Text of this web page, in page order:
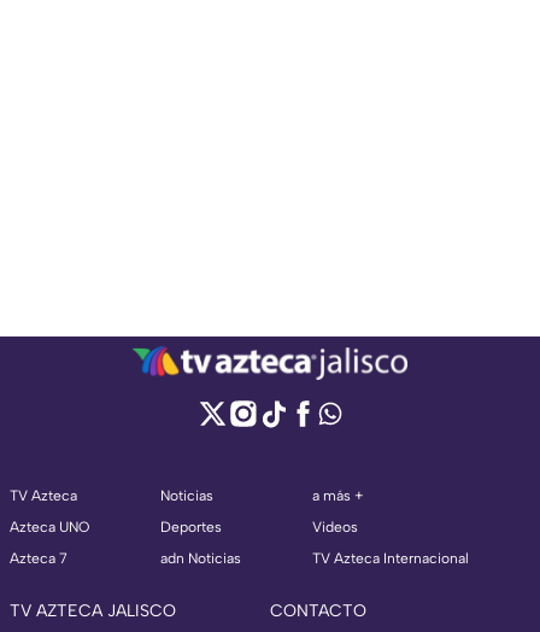
TV Azteca
Azteca UNO
Azteca 7
Noticias
Deportes
adn Noticias
a más +
Videos
TV Azteca Internacional
TV AZTECA JALISCO CONTACTO